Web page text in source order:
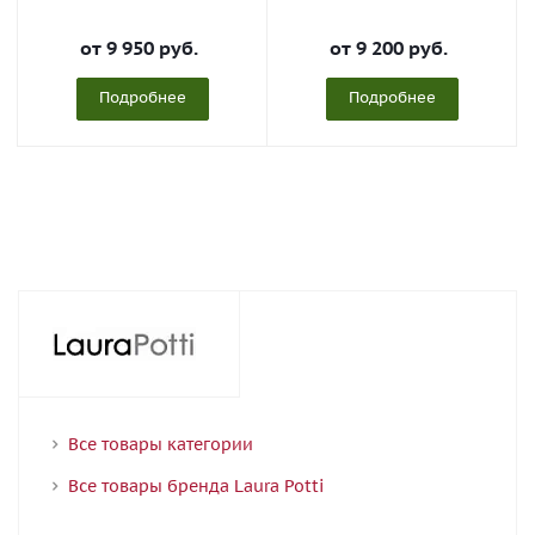
от 9 950 руб.
Подробнее
от 9 200 руб.
Подробнее
Все товары категории
Все товары бренда Laura Potti